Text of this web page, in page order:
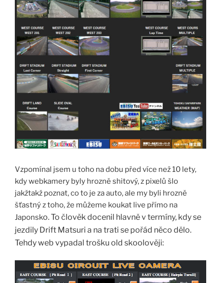
Vzpomínal jsem u toho na dobu před více než 10 lety,
kdy webkamery byly hrozně shitový, z pixelů šlo
jakžtakž poznat, co to je za auto, ale my byli hrozně
šťastný z toho, že můžeme koukat live přímo na
Japonsko. To člověk docenil hlavně v termíny, kdy se
jezdily Drift Matsuri a na trati se pořád něco dělo.
Tehdy web vypadal trošku old skoolověji: